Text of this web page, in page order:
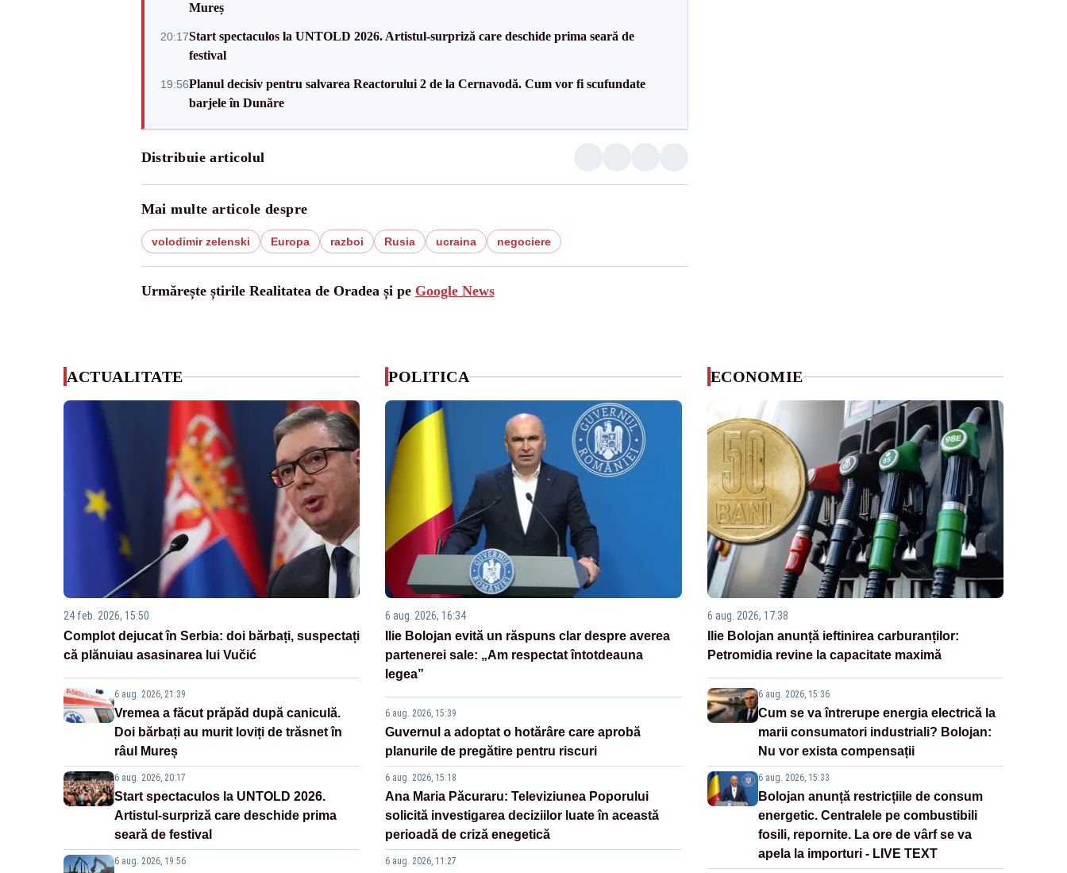
Mureș
20:17Start spectaculos la UNTOLD 2026. Artistul-surpriză care deschide prima seară de
festival
19:56Planul decisiv pentru salvarea Reactorului 2 de la Cernavodă. Cum vor fi scufundate
barjele în Dunăre
Distribuie articolul
Mai multe articole despre
volodimir zelenski Europa razboi Rusia ucraina negociere
Urmărește știrile Realitatea de Oradea și pe Google News
ACTUALITATE
24 feb. 2026, 15:50
Complot dejucat în Serbia: doi bărbați, suspectați
că plănuiau asasinarea lui Vučić
6 aug. 2026, 21:39
Vremea a făcut prăpăd după caniculă.
Doi bărbați au murit loviți de trăsnet în
râul Mureș
6 aug. 2026, 20:17
Start spectaculos la UNTOLD 2026.
Artistul-surpriză care deschide prima
seară de festival
6 aug. 2026, 19:56
POLITICA
6 aug. 2026, 16:34
Ilie Bolojan evită un răspuns clar despre averea
partenerei sale: „Am respectat întotdeauna
legea”
6 aug. 2026, 15:39
Guvernul a adoptat o hotărâre care aprobă
planurile de pregătire pentru riscuri
6 aug. 2026, 15:18
Ana Maria Păcuraru: Televiziunea Poporului
solicită investigarea deciziilor luate în această
perioadă de criză enegetică
6 aug. 2026, 11:27
ECONOMIE
6 aug. 2026, 17:38
Ilie Bolojan anunță ieftinirea carburanților:
Petromidia revine la capacitate maximă
6 aug. 2026, 15:36
Cum se va întrerupe energia electrică la
marii consumatori industriali? Bolojan:
Nu vor exista compensații
6 aug. 2026, 15:33
Bolojan anunță restricțiile de consum
energetic. Centralele pe combustibili
fosili, repornite. La ore de vârf se va
apela la importuri - LIVE TEXT